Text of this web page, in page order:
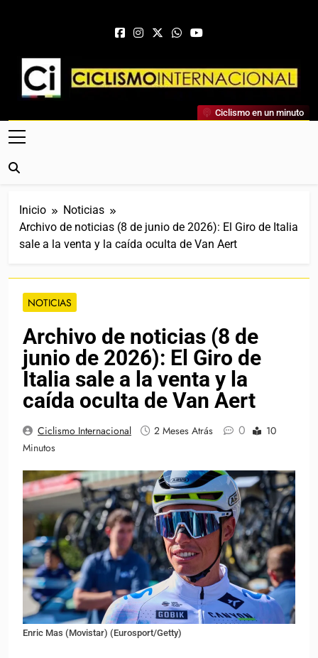
Ciclismo Internacional
Web Dedicada Al Ciclismo Mundial. Entrevistas, Análisis,
Crónicas, Previas Y Más. La Web Ciclista De Referencia.
Ciclismo en un minuto
Inicio
Noticias
Archivo de noticias (8 de junio de 2026): El Giro de Italia
sale a la venta y la caída oculta de Van Aert
NOTICIAS
Archivo de noticias (8 de
junio de 2026): El Giro de
Italia sale a la venta y la
caída oculta de Van Aert
Ciclismo Internacional 2 Meses Atrás 0
10
Minutos
Enric Mas (Movistar) (Eurosport/Getty)